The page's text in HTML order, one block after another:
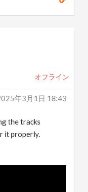
オフライン
年3月1日 18:43
the tracks
it properly.